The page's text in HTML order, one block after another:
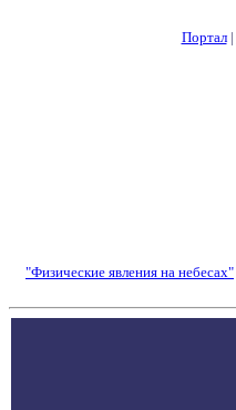
Портал|
"Физические явления на небесах"